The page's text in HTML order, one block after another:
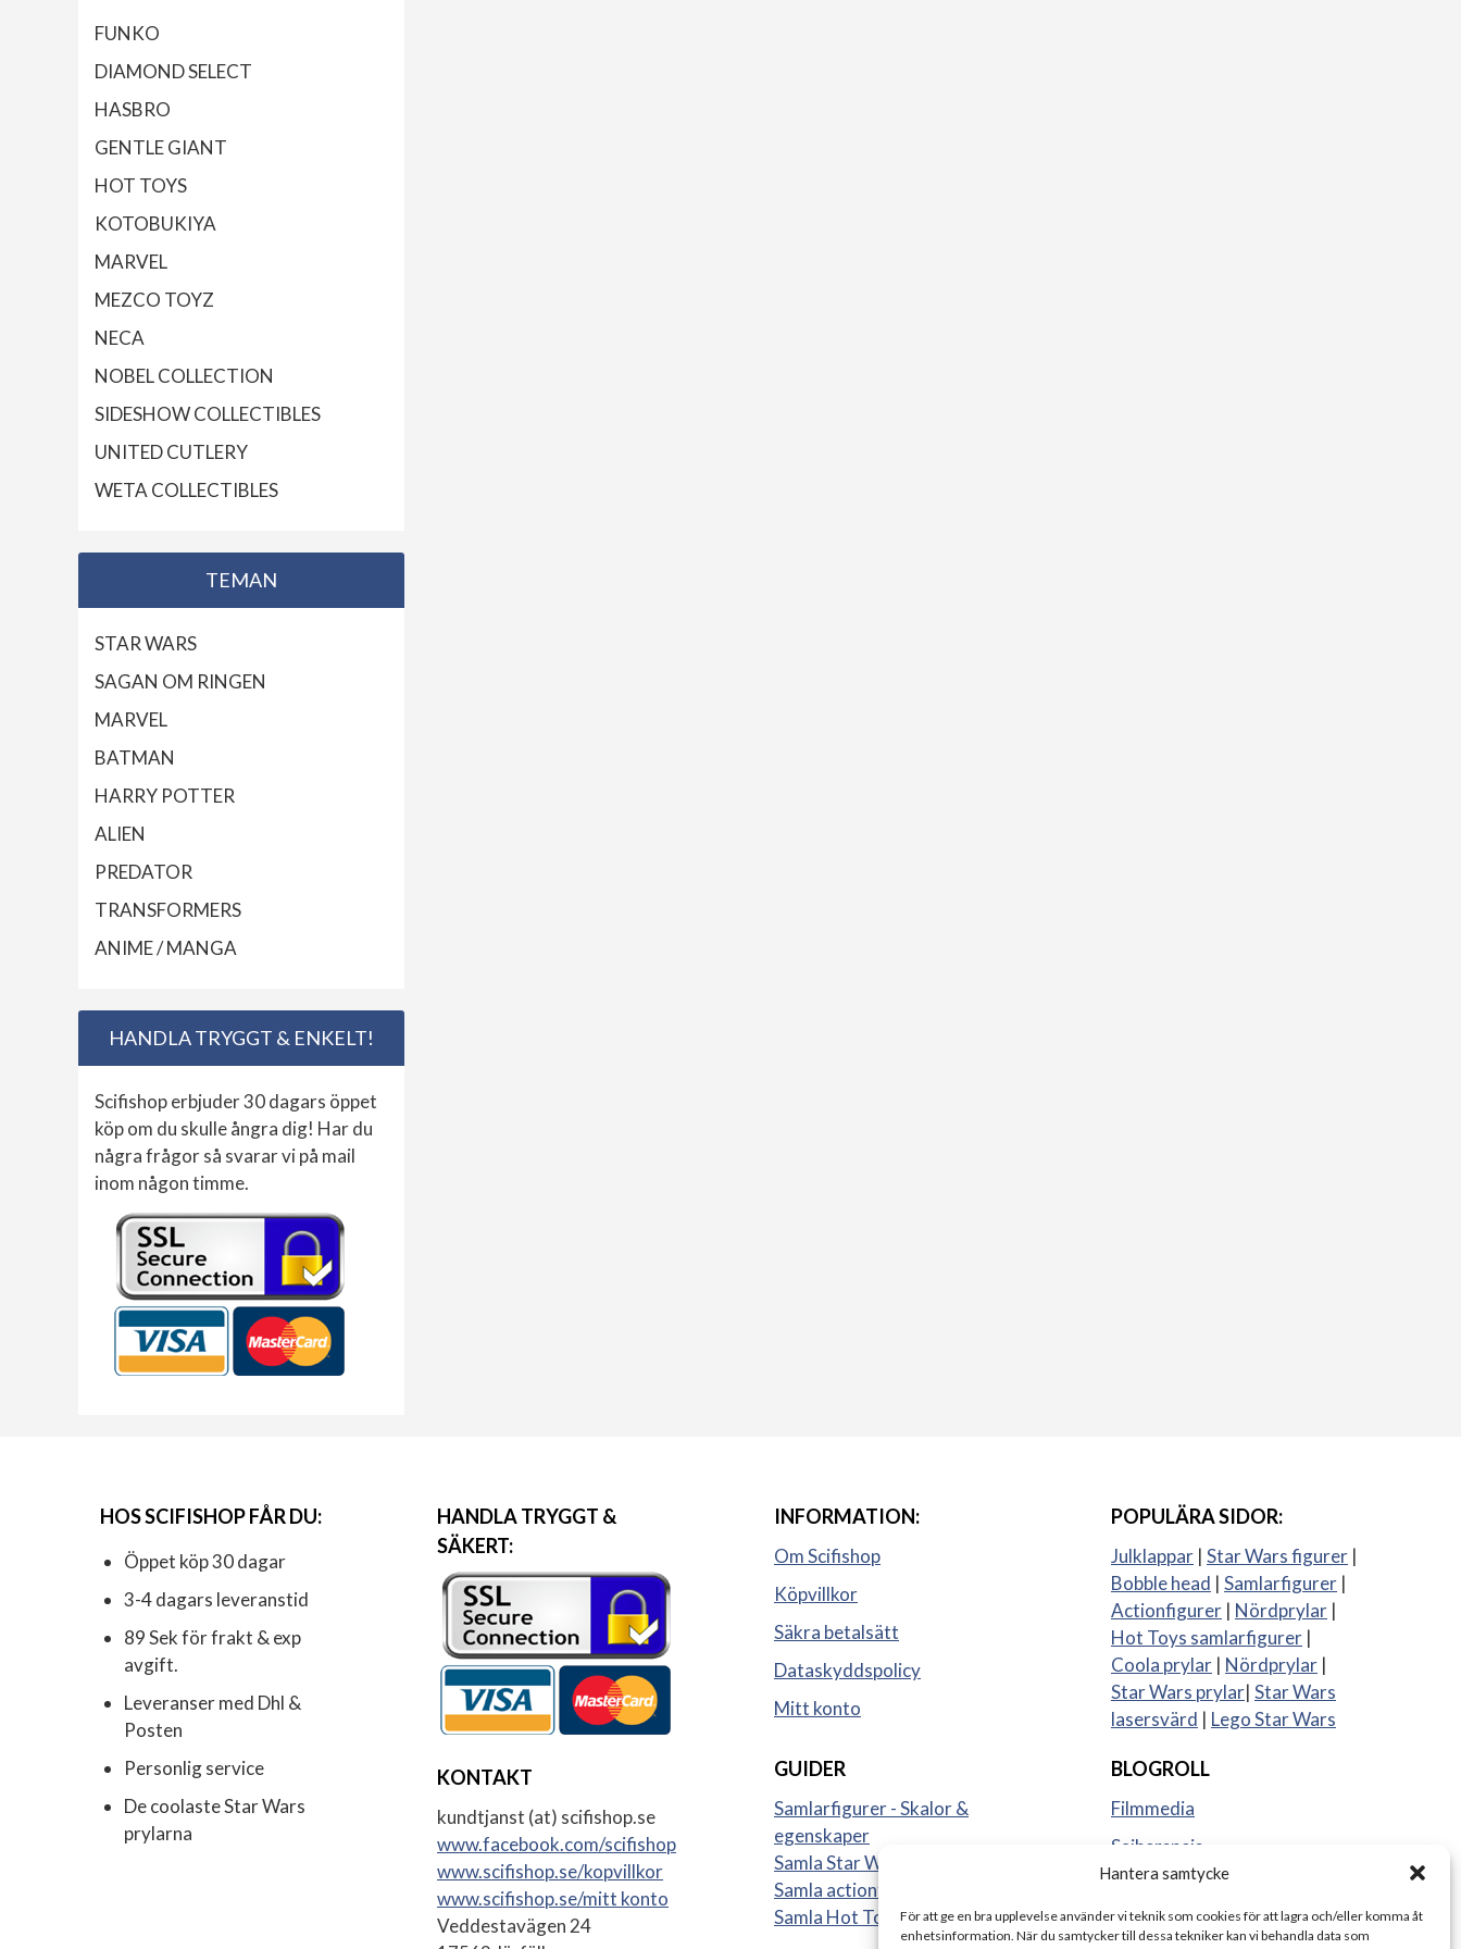
Hantera samtycke
För att ge en bra upplevelse använder vi teknik som cookies för att lagra och/eller komma åt
enhetsinformation. När du samtycker till dessa tekniker kan vi behandla data som
FUNKO
DIAMOND SELECT
HASBRO
GENTLE GIANT
HOT TOYS
KOTOBUKIYA
MARVEL
MEZCO TOYZ
NECA
NOBEL COLLECTION
SIDESHOW COLLECTIBLES
UNITED CUTLERY
WETA COLLECTIBLES
TEMAN
STAR WARS
SAGAN OM RINGEN
MARVEL
BATMAN
HARRY POTTER
ALIEN
PREDATOR
TRANSFORMERS
ANIME / MANGA
HANDLA TRYGGT & ENKELT!
Scifishop erbjuder 30 dagars öppet
köp om du skulle ångra dig! Har du
några frågor så svarar vi på mail
inom någon timme.
HOS SCIFISHOP FÅR DU:
Öppet köp 30 dagar
3-4 dagars leveranstid
89 Sek för frakt & exp
avgift.
Leveranser med Dhl &
Posten
Personlig service
De coolaste Star Wars
prylarna
HANDLA TRYGGT &
SÄKERT:
KONTAKT
kundtjanst (at) scifishop.se
www.facebook.com/scifishop
www.scifishop.se/kopvillkor
www.scifishop.se/mitt konto
Veddestavägen 24
INFORMATION:
Om Scifishop
Köpvillkor
Säkra betalsätt
Dataskyddspolicy
Mitt konto
GUIDER
Samlarfigurer - Skalor &
egenskaper
Samla Star Wars figurer
Samla actionfigurer
Samla Hot Toys
POPULÄRA SIDOR:
Julklappar | Star Wars figurer |
Bobble head | Samlarfigurer |
Actionfigurer | Nördprylar |
Hot Toys samlarfigurer |
Coola prylar | Nördprylar |
Star Wars prylar| Star Wars
lasersvärd | Lego Star Wars
BLOGROLL
Filmmedia
Sajberspejs
Strange things